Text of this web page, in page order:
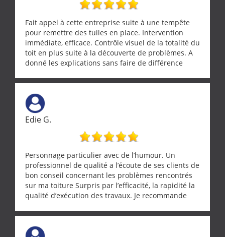
Fait appel à cette entreprise suite à une tempête
pour remettre des tuiles en place. Intervention
immédiate, efficace. Contrôle visuel de la totalité du
toit en plus suite à la découverte de problèmes. A
donné les explications sans faire de différence
Edie G.
Personnage particulier avec de l’humour. Un
professionnel de qualité a l’écoute de ses clients de
bon conseil concernant les problèmes rencontrés
sur ma toiture Surpris par l’efficacité, la rapidité la
qualité d’exécution des travaux. Je recommande